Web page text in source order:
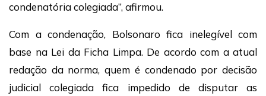
condenatória colegiada”, afirmou.
Com a condenação, Bolsonaro fica inelegível com
base na Lei da Ficha Limpa. De acordo com a atual
redação da norma, quem é condenado por decisão
judicial colegiada fica impedido de disputar as